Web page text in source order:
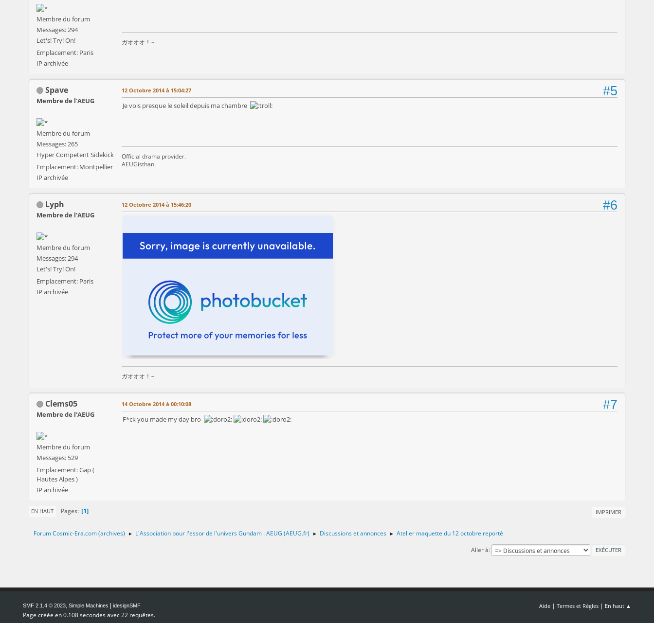
Membre du forum
Messages: 294
Let's! Try! On!
Emplacement: Paris
IP archivée
ガオオオ！~
Spave
Membre de l'AEUG
Membre du forum
Messages: 265
Hyper Competent Sidekick
Emplacement: Montpellier
IP archivée
#5
12 Octobre 2014 à 15:04:27
Je vois presque le soleil depuis ma chambre
Official drama provider.
AEUGisthan.
Lyph
Membre de l'AEUG
Membre du forum
Messages: 294
Let's! Try! On!
Emplacement: Paris
IP archivée
#6
12 Octobre 2014 à 15:46:20
ガオオオ！~
Clems05
Membre de l'AEUG
Membre du forum
Messages: 529
Emplacement: Gap (
Hautes Alpes )
IP archivée
#7
14 Octobre 2014 à 00:10:08
F*ck you made my day bro
IMPRIMER
EN HAUT Pages 1
Forum Cosmic-Era.com (archives) ► L'Association pour l'essor de l'univers Gundam : AEUG (AEUG.fr) ► Discussions et annonces ►
Atelier maquette du 12 octobre reporté
Aller à
Aide | Termes et Règles | En haut ▲
SMF 2.1.4 © 2023, Simple Machines idesignSMF
Page créée en 0.108 secondes avec 22 requêtes.